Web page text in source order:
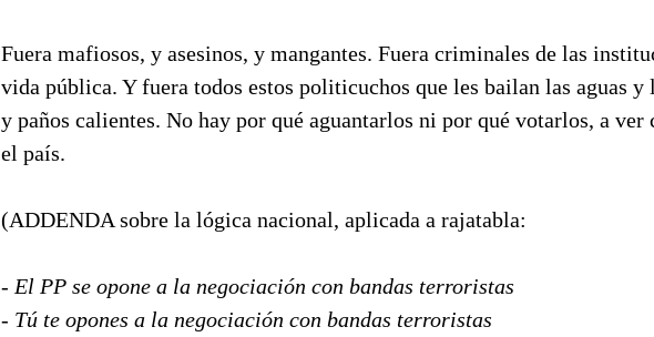
Fuera mafiosos, y asesinos, y mangantes. Fuera criminales de las
vida pública. Y fuera todos estos politicuchos que les bailan las aguas y
y paños calientes. No hay por qué aguantarlos ni por qué votarlos, a ver
el país.
(ADDENDA sobre la lógica nacional, aplicada a rajatabla:
- El PP se opone a la negociación con bandas terroristas
- Tú te opones a la negociación con bandas terroristas